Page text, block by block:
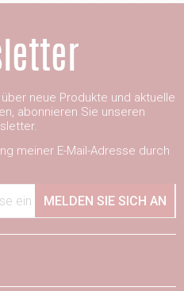
neue Produkte und aktuelle
abonnieren Sie unseren
meiner E-Mail-Adresse durch
ein MELDEN SIE SICH AN